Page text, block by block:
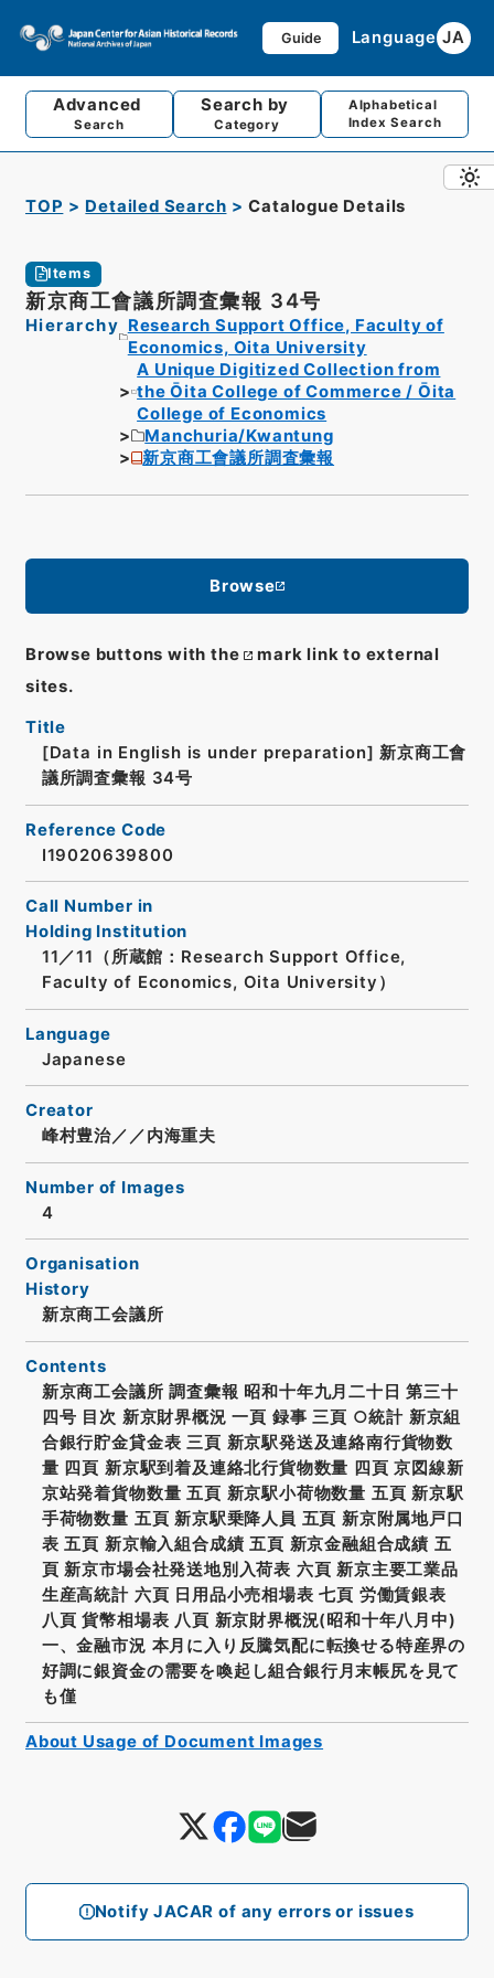
Guide Language JA
Advanced
Search
Search by
Category
Alphabetical
Index Search
TOP Detailed Search Catalogue Details
Items
新京商工會議所調査彙報 34号
Hierarchy Research Support Office, Faculty of
Economics, Oita University
A Unique Digitized Collection from
the Ōita College of Commerce / Ōita
College of Economics
Manchuria/Kwantung
新京商工會議所調査彙報
Browse
Browse buttons with the
mark link to external
sites.
Notify JACAR of any errors or issues
Title
[Data in English is under preparation] 新京商工會
議所調査彙報 34号
Reference Code
I19020639800
Call Number in
Holding Institution
11／11（所蔵館：Research Support Office,
Faculty of Economics, Oita University）
Language
Japanese
Creator
峰村豊治／／内海重夫
Number of Images
4
Organisation
History
新京商工会議所
Contents
新京商工会議所 調査彙報 昭和十年九月二十日 第三十
四号 目次 新京財界概況 一頁 録事 三頁 ○統計 新京組
合銀行貯金貸金表 三頁 新京駅発送及連絡南行貨物数
量 四頁 新京駅到着及連絡北行貨物数量 四頁 京図線新
京站発着貨物数量 五頁 新京駅小荷物数量 五頁 新京駅
手荷物数量 五頁 新京駅乗降人員 五頁 新京附属地戸口
表 五頁 新京輸入組合成績 五頁 新京金融組合成績 五
頁 新京市場会社発送地別入荷表 六頁 新京主要工業品
生産高統計 六頁 日用品小売相場表 七頁 労働賃銀表
八頁 貨幣相場表 八頁 新京財界概況(昭和十年八月中)
一、金融市況 本月に入り反騰気配に転換せる特産界の
好調に銀資金の需要を喚起し組合銀行月末帳尻を見て
も僅
About Usage of Document Images